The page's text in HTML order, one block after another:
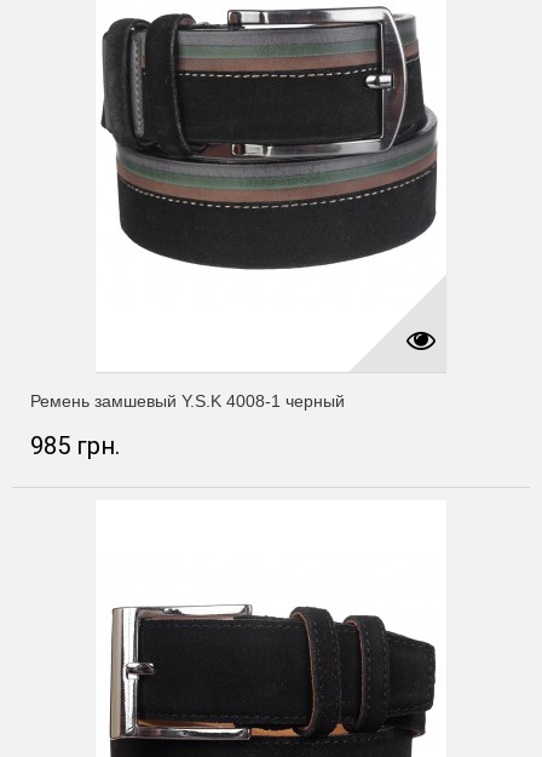
Ремень замшевый Y.S.K 4008-1 черный
985 грн.